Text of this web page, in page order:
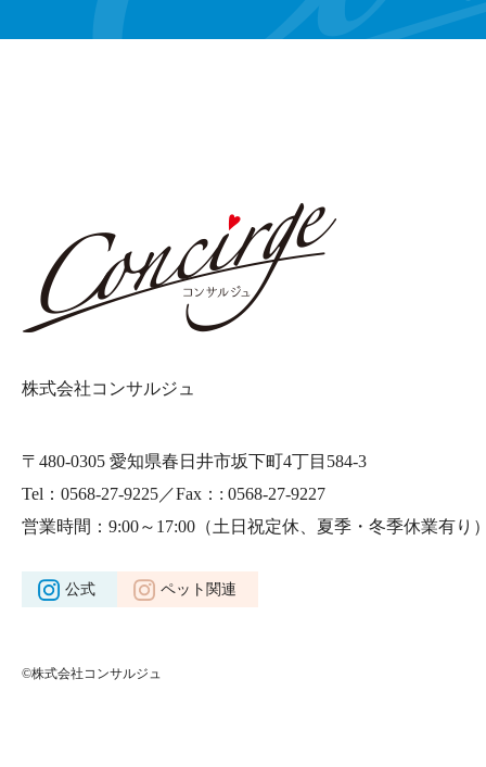
株式会社コンサルジュ
〒480-0305 愛知県春日井市坂下町4丁目584-3
Tel：0568-27-9225／Fax：: 0568-27-9227
営業時間：9:00～17:00 （土日祝定休、夏季・冬季休業有り
公式 ペット関連
©株式会社コンサルジュ